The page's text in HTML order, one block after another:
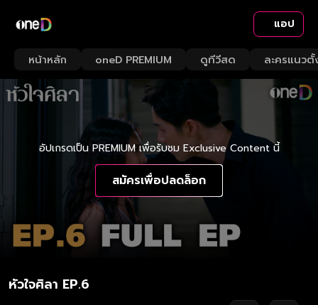
แอป
หน้าหลัก oneD PREMIUM ดูทีวีสด ละครแนวตั้
อัปเกรดเป็น PREMIUM เพื่อรับชม Exclusive Content นี้
สมัครเพื่อปลดล็อก
หัวใจศิลา EP.6